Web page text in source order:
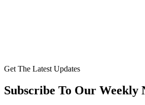
Get The Latest Updates
Subscribe To Our Weekly